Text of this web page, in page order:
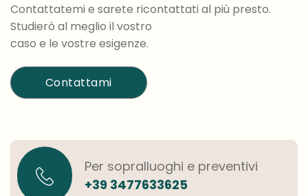
Contattatemi e sarete ricontattati al più presto.
Studierò al meglio il vostro
caso e le vostre esigenze.
Contattami
Per sopralluoghi e preventivi
+39 3477633625